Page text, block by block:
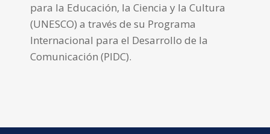
para la Educación, la Ciencia y la Cultura
(UNESCO) a través de su Programa
Internacional para el Desarrollo de la
Comunicación (PIDC).